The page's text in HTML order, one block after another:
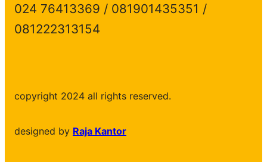
024 76413369 / 081901435351 /
081222313154
copyright 2024 all rights reserved.
designed by Raja Kantor